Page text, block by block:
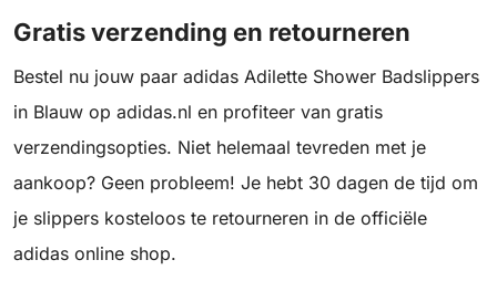
Gratis verzending en retourneren
Bestel nu jouw paar adidas Adilette Shower Badslippers
in Blauw op adidas.nl en profiteer van gratis
verzendingsopties. Niet helemaal tevreden met je
aankoop? Geen probleem! Je hebt 30 dagen de tijd om
je slippers kosteloos te retourneren in de officiële
adidas online shop.